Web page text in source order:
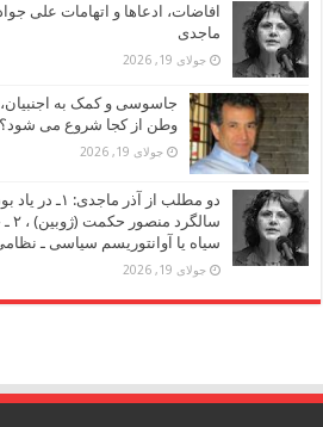
افاضات، ادعاها و اتهامات علی
ماجدی
جولای 19, 2026
جاسوسی و کمک به اجنبیان،
وطن از کجا شروع می
جولای 19, 2026
دو مطلب از
سیاه یا آوانتوریسم سیاسی ـ
جولای 19, 2026